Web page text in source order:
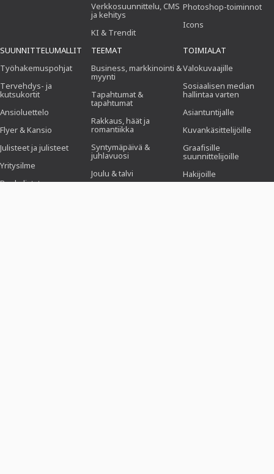
Verkkosuunnittelu, CMS
ja kehitys
KI & Trendit
Photoshop-toiminnot
Icons
SUUNNITTELUMALLIT
Työhakemuspohjat
Tervehdys- ja
kutsukortit
Ansioluettelo
Flyer & Kansio
Julisteet ja julisteet
Yritysilme
Ruokalistat
TEEMAT
Business, markkinointi &
myynti
Tapahtumat &
tapahtumat
Rakkaus, häät ja
romantiikka
Syntymäpäivä &
juhlavuosi
Joulu & talvi
TOIMIALAT
Valokuvaajille
Sosiaalisen median
hallintaa varten
Asiantuntijalle
Kuvankäsittelijöille
Graafisille
suunnittelijoille
Hakijoille